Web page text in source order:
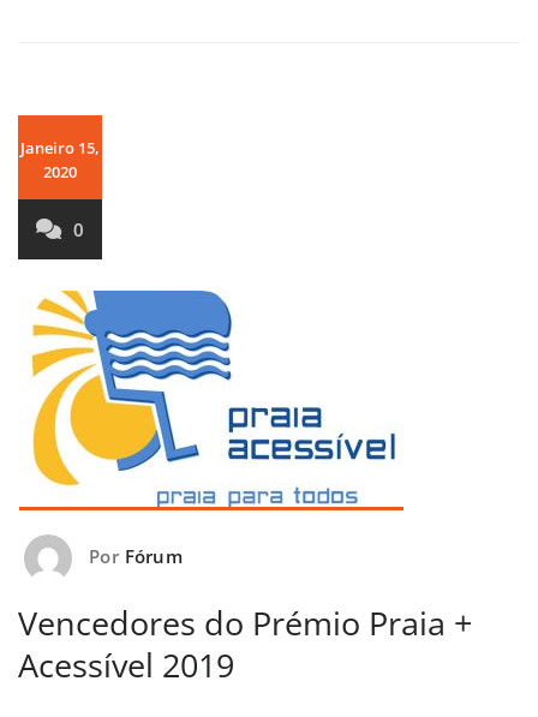
Janeiro 15,
2020
0
Por Fórum
Vencedores do Prémio Praia +
Acessível 2019